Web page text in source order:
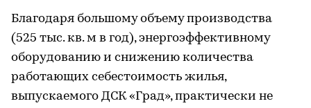
Благодаря большому объему производства
(525 тыс. кв. м в год), энергоэффективному
оборудованию и снижению количества
работающих себестоимость жилья,
выпускаемого ДСК «Град», практически не